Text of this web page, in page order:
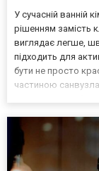
У сучасній ванній
рішенням замість
виглядає легше,
підходить для
бути не просто
частиною